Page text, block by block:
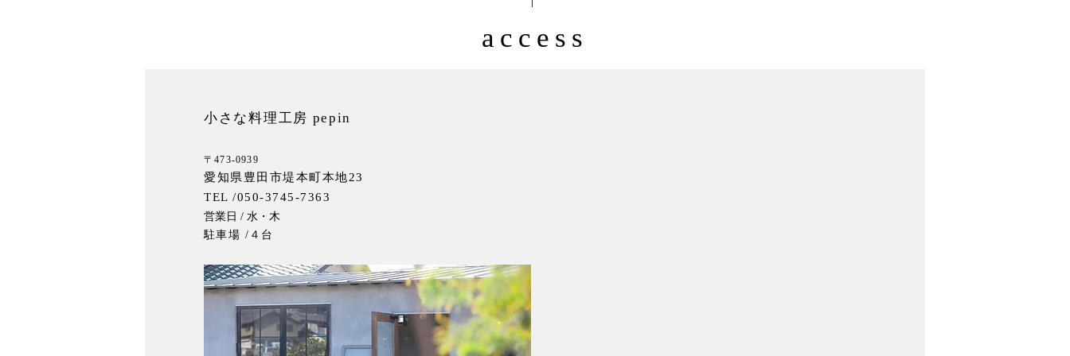
access
小さな料理工房 pepin
〒473-0939
愛知県豊田市堤本町本地23
TEL /050-3745-7363
営業日 / 水・木
駐車場 /４台